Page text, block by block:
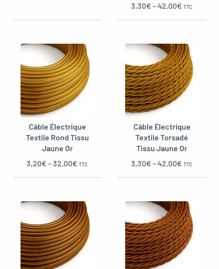
3,30€–42,00€ TTC
Câble Électrique
Textile Rond Tissu
Jaune Or
3,20€–32,00€ TTC
Câble Électrique
Textile Torsadé
Tissu Jaune Or
3,30€–42,00€ TTC